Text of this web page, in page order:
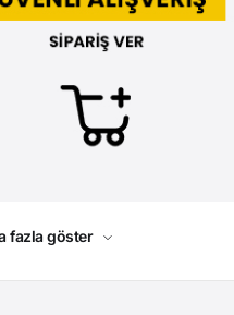
fazla göster